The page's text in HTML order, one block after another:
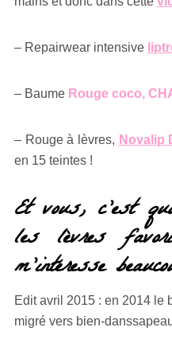
– Repairwear intensive
– Baume Rouge coco,
– Rouge à lèvres, Novalip
en 15 teintes !
Et vous, c’est
les lèvres
m’intéresse
Edit avril 2015 : en 2014 le
migré vers bien-